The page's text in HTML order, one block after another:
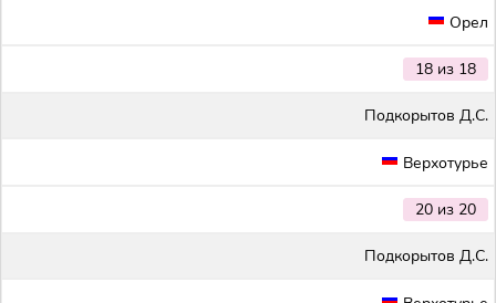
Орел
18 из 18
Подкорытов Д.С.
Верхотурье
20 из 20
Подкорытов Д.С.